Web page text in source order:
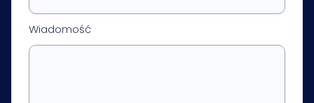
Wiadomość